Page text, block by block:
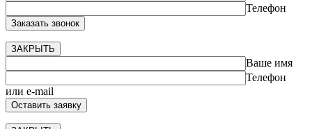
Телефон
ЗАКРЫТЬ
Ваше имя
Телефон
или e-mail